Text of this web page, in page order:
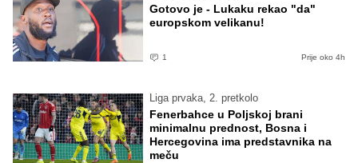
Gotovo je - Lukaku rekao "da"
europskom velikanu!
1 Prije oko 4h
Liga prvaka, 2. pretkolo
Fenerbahce u Poljskoj brani
minimalnu prednost, Bosna i
Hercegovina ima predstavnika na
meču